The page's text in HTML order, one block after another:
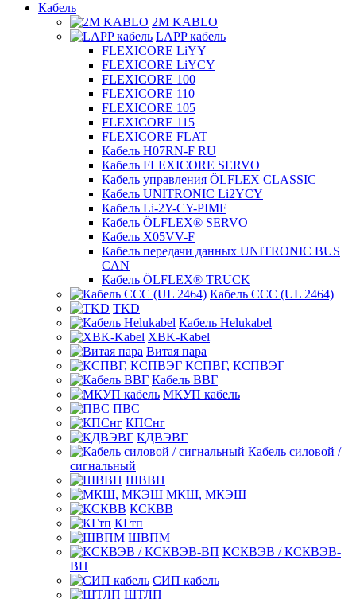
Кабель
2M KABLO
LAPP кабель
FLEXICORE LiYY
FLEXICORE LiYCY
FLEXICORE 100
FLEXICORE 110
FLEXICORE 105
FLEXICORE 115
FLEXICORE FLAT
Кабель H07RN-F RU
Кабель FLEXICORE SERVO
Кабель управления ÖLFLEX CLASSIC
Кабель UNITRONIC Li2YCY
Кабель Li-2Y-CY-PIMF
Кабель ÖLFLEX® SERVO
Кабель X05VV-F
Кабель передачи данных UNITRONIC BUS
CAN
Кабель ÖLFLEX® TRUCK
Кабель CCC (UL 2464)
TKD
Кабель Helukabel
XBK-Kabel
Витая пара
КСПВГ, КСПВЭГ
Кабель ВВГ
МКУП кабель
ПВС
КПСнг
КДВЭВГ
Кабель силовой /
сигнальный
ШВВП
МКШ, МКЭШ
КСКВВ
КГтп
ШВПМ
КСКВЭВ / КСКВЭВ-
ВП
СИП кабель
ШТЛП